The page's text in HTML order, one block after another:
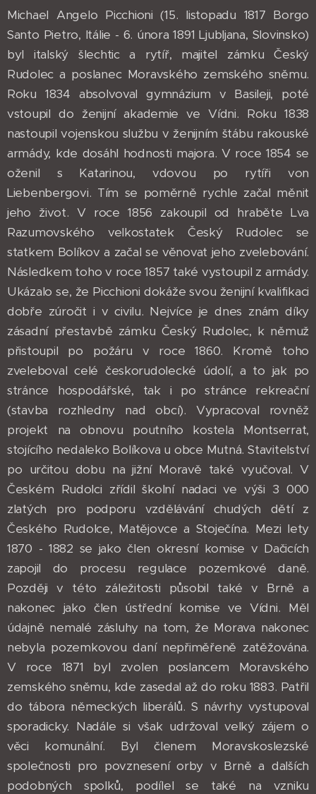
Michael Angelo Picchioni (15. listopadu 1817 Borgo
Santo Pietro, Itálie - 6. února 1891 Ljubljana, Slovinsko)
byl italský šlechtic a rytíř, majitel zámku Český
Rudolec a poslanec Moravského zemského sněmu.
Roku 1834 absolvoval gymnázium v Basileji, poté
vstoupil do ženijní akademie ve Vídni. Roku 1838
nastoupil vojenskou službu v ženijním štábu rakouské
armády, kde dosáhl hodnosti majora. V roce 1854 se
oženil s Katarinou, vdovou po rytíři von
Liebenbergovi. Tím se poměrně rychle začal měnit
jeho život. V roce 1856 zakoupil od hraběte Lva
Razumovského velkostatek Český Rudolec se
statkem Bolíkov a začal se věnovat jeho zvelebování.
Následkem toho v roce 1857 také vystoupil z armády.
Ukázalo se, že Picchioni dokáže svou ženijní kvalifikaci
dobře zúročit i v civilu. Nejvíce je dnes znám díky
zásadní přestavbě zámku Český Rudolec, k němuž
přistoupil po požáru v roce 1860. Kromě toho
zveleboval celé českorudolecké údolí, a to jak po
stránce hospodářské, tak i po stránce rekreační
(stavba rozhledny nad obcí). Vypracoval rovněž
projekt na obnovu poutního kostela Montserrat,
stojícího nedaleko Bolíkova u obce Mutná. Stavitelství
po určitou dobu na jižní Moravě také vyučoval. V
Českém Rudolci zřídil školní nadaci ve výši 3 000
zlatých pro podporu vzdělávání chudých dětí z
Českého Rudolce, Matějovce a Stoječína. Mezi lety
1870 - 1882 se jako člen okresní komise v Dačicích
zapojil do procesu regulace pozemkové daně.
Později v této záležitosti působil také v Brně a
nakonec jako člen ústřední komise ve Vídni. Měl
údajně nemalé zásluhy na tom, že Morava nakonec
nebyla pozemkovou daní nepřiměřeně zatěžována.
V roce 1871 byl zvolen poslancem Moravského
zemského sněmu, kde zasedal až do roku 1883. Patřil
do tábora německých liberálů. S návrhy vystupoval
sporadicky. Nadále si však udržoval velký zájem o
věci komunální. Byl členem Moravskoslezské
společnosti pro povznesení orby v Brně a dalších
podobných spolků, podílel se také na vzniku